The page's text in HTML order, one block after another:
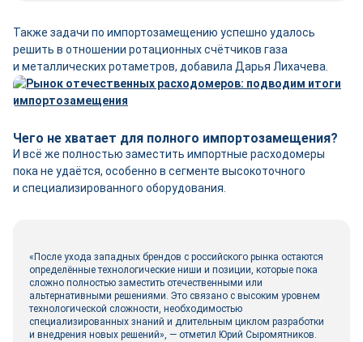
Также задачи по импортозамещению успешно удалось
решить в отношении ротационных счётчиков газа
и металлических ротаметров, добавила Дарья Лихачева.
Чего не хватает для полного импортозамещения?
И всё же полностью заместить импортные расходомеры
пока не удаётся, особенно в сегменте высокоточного
и специализированного оборудования.
«После ухода западных брендов с российского рынка остаются
определённые технологические ниши и позиции, которые пока
сложно полностью заместить отечественными или
альтернативными решениями. Это связано с высоким уровнем
технологической сложности, необходимостью
специализированных знаний и длительным циклом разработки
и внедрения новых решений», ― отметил Юрий Сыромятников.